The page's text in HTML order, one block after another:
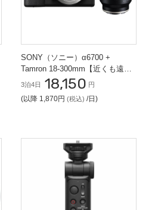
SONY（ソニー）α6700 +
Tamron 18-300mm【近くも遠く
も撮影セット】ミラーレス一眼
3泊4日 18,150 円
(以降 1,870円 (税込) /日)